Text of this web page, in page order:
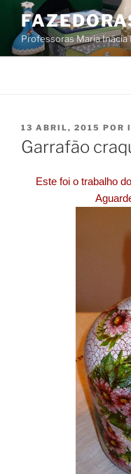
Saltar
conteúdo
Professoras Maria
PUBLICADO
EM
13 ABRIL, 2015 POR
Garrafão
Este foi o trabalho